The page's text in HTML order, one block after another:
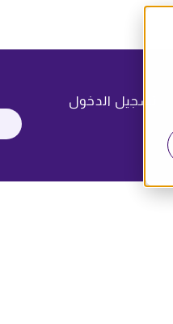
تسجيل الدخول